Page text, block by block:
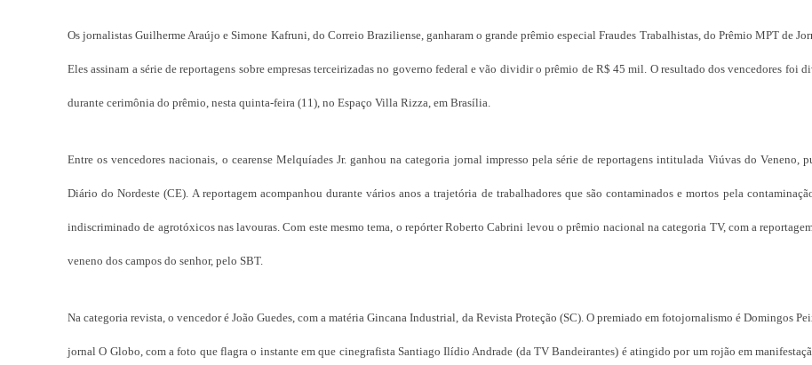
Os jornalistas Guilherme Araújo e Simone Kafruni, do Correio Braziliense, ganharam o grande prêmio especial Fraudes Trabalhistas, do Prêmio MPT de
Eles assinam a série de reportagens sobre empresas terceirizadas no governo federal e vão dividir o prêmio de R$ 45 mil. O resultado dos vencedores foi
durante cerimônia do prêmio, nesta quinta-feira (11), no Espaço Villa Rizza, em Brasília.
Entre os vencedores nacionais, o cearense Melquíades Jr. ganhou na categoria jornal impresso pela série de reportagens intitulada Viúvas do Veneno,
Diário do Nordeste (CE). A reportagem acompanhou durante vários anos a trajetória de trabalhadores que são contaminados e mortos pela
indiscriminado de agrotóxicos nas lavouras. Com este mesmo tema, o repórter Roberto Cabrini levou o prêmio nacional na categoria TV, com a
veneno dos campos do senhor, pelo SBT.
Na categoria revista, o vencedor é João Guedes, com a matéria Gincana Industrial, da Revista Proteção (SC). O premiado em fotojornalismo é Domingos
jornal O Globo, com a foto que flagra o instante em que cinegrafista Santiago Ilídio Andrade (da TV Bandeirantes) é atingido por um rojão em